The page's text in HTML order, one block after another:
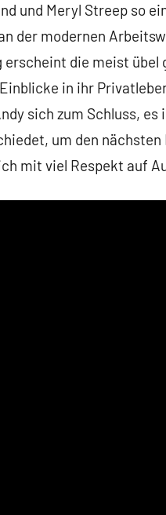
und Meryl Streep so
der modernen
die meist
in ihr
sich zum Schluss,
um den
mit viel Respekt auf